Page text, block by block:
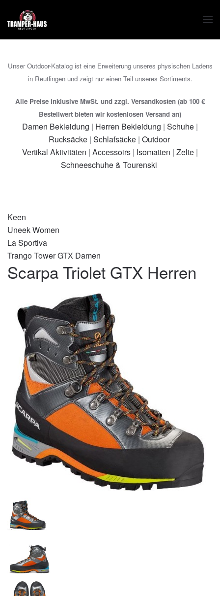
Zum Hauptinhalt springen
Unser Outdoor-Katalog ist eine Erweiterung unseres physischen Ladens
in Reutlingen und zeigt nur einen Teil unseres Sortiments.
Alle Preise inklusive MwSt. und zzgl. Versandkosten (ab 100 €
Bestellwert bieten wir kostenlosen Versand an)
Damen Bekleidung | Herren Bekleidung | Schuhe |
Rucksäcke| Schlafsäcke| Outdoor
Vertikal Aktivitäten | Accessoirs | Isomatten | Zelte |
Schneeschuhe & Tourenski
Keen
Uneek Women
La Sportiva
Trango Tower GTX Damen
Scarpa Triolet GTX Herren